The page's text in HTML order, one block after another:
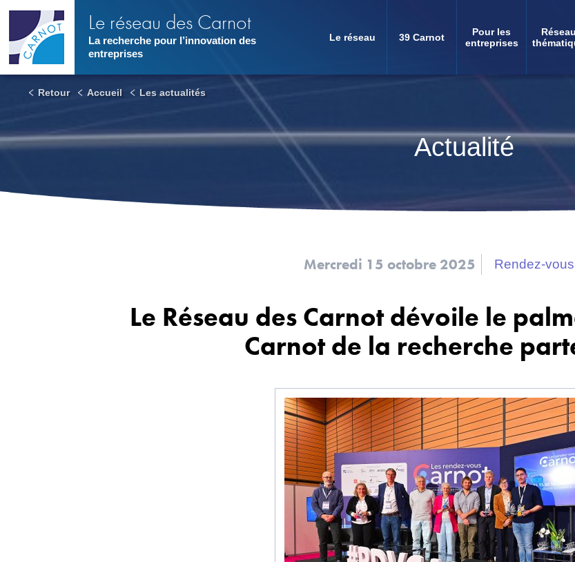
contenu
principal
Le réseau des Carnot
La recherche pour l’innovation des
entreprises
Navigation
principale
Le réseau 39 Carnot
Pour les
entreprises
Retour Accueil Les actualités
Actualité
Mercredi 15 octobre 2025 Rendez-
Le Réseau des Carnot dévoile le
Carnot de la recherche